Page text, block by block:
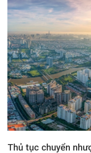
Thủ tục chuyển